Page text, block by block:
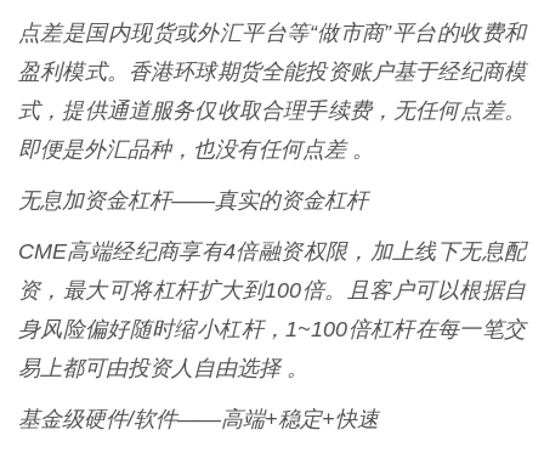
点差是国内现货或外汇平台等“做市商”平台的收费和
盈利模式。香港环球期货全能投资账户基于经纪商模
式，提供通道服务仅收取合理手续费，无任何点差。
即便是外汇品种，也没有任何点差 。
无息加资金杠杆——真实的资金杠杆
CME高端经纪商享有4倍融资权限，加上线下无息配
资，最大可将杠杆扩大到100倍。且客户可以根据自
身风险偏好随时缩小杠杆，1~100倍杠杆在每一笔交
易上都可由投资人自由选择 。
基金级硬件/软件——高端+稳定+快速